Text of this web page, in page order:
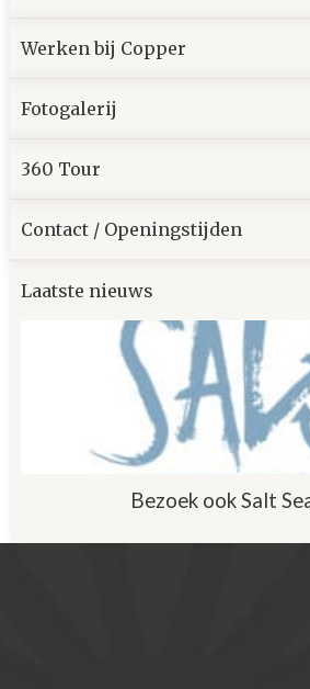
Werken bij Copper
Fotogalerij
360 Tour
Contact / Openingstijden
Laatste nieuws
Bezoek ook Salt